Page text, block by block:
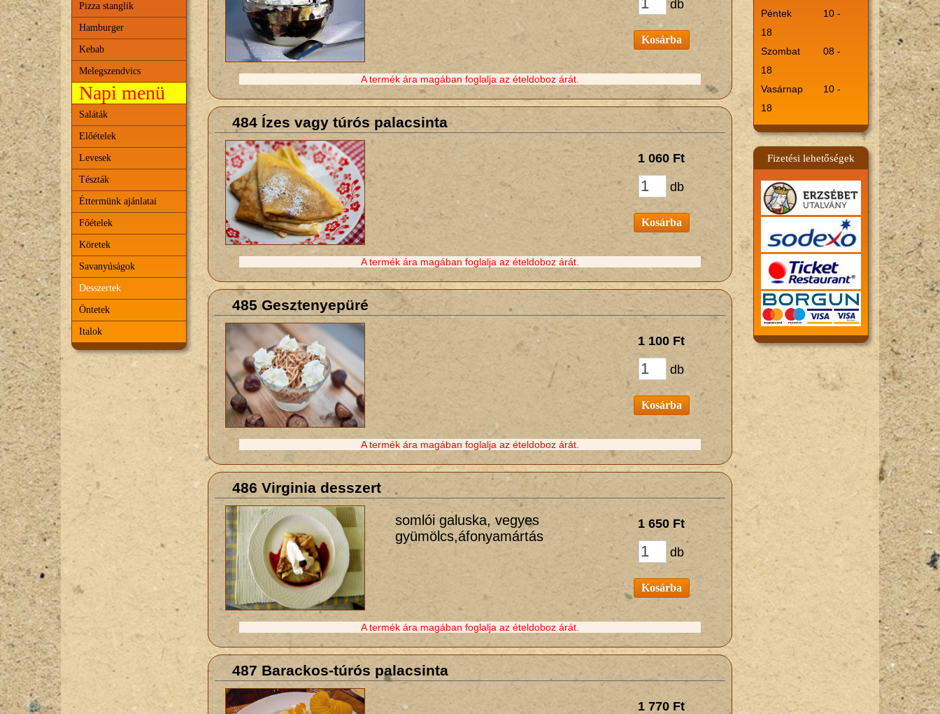
Pizza stanglik
Hamburger
Kebab
Melegszendvics
Napi menü
Saláták
Előételek
Levesek
Tészták
Éttermünk ajánlatai
Főételek
Köretek
Savanyúságok
Desszertek
Öntetek
Italok
db
Kosárba
A termék ára magában foglalja az ételdoboz árát.
484 Ízes vagy túrós palacsinta
1 060 Ft
db
Kosárba
A termék ára magában foglalja az ételdoboz árát.
485 Gesztenyepüré
1 100 Ft
db
Kosárba
A termék ára magában foglalja az ételdoboz árát.
486 Virginia desszert
somlói galuska, vegyes
gyümölcs,áfonyamártás
1 650 Ft
db
Kosárba
A termék ára magában foglalja az ételdoboz árát.
487 Barackos-túrós palacsinta
1 770 Ft
Péntek
10 -
18
Szombat
08 -
18
Vasárnap
10 -
18
Fizetési lehetőségek